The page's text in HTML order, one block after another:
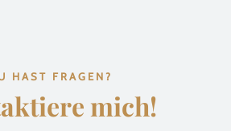
HAST FRAGEN?
mich!